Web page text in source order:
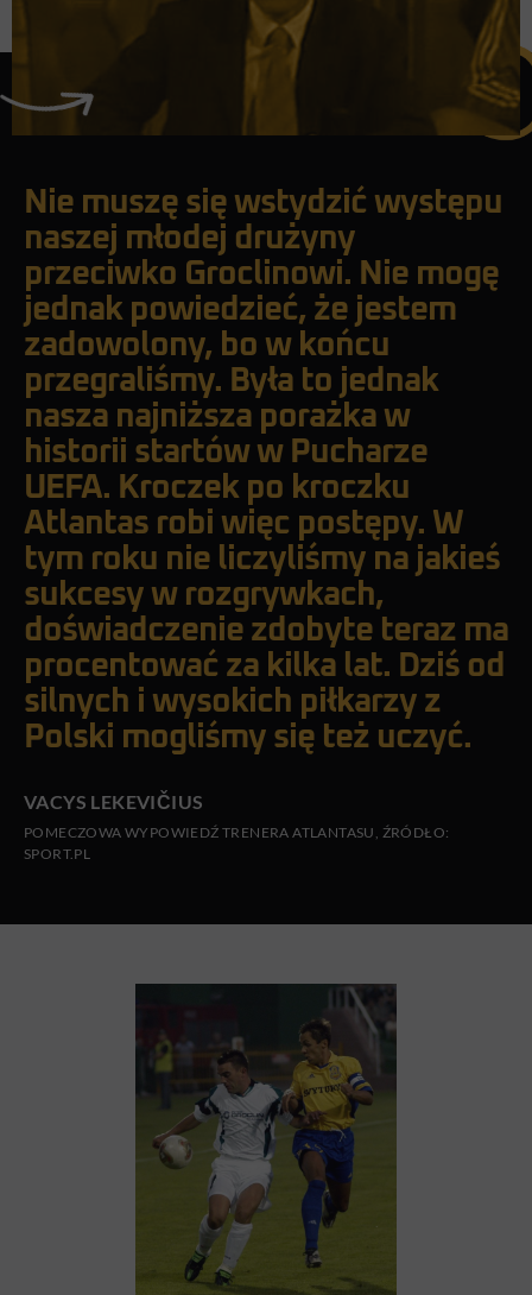
Nie muszę się wstydzić występu
naszej młodej drużyny
przeciwko Groclinowi. Nie mogę
jednak powiedzieć, że jestem
zadowolony, bo w końcu
przegraliśmy. Była to jednak
nasza najniższa porażka w
historii startów w Pucharze
UEFA. Kroczek po kroczku
Atlantas robi więc postępy. W
tym roku nie liczyliśmy na jakieś
sukcesy w rozgrywkach,
doświadczenie zdobyte teraz ma
procentować za kilka lat. Dziś od
silnych i wysokich piłkarzy z
Polski mogliśmy się też uczyć.
VACYS LEKEVIČIUS
POMECZOWA WYPOWIEDŹ TRENERA ATLANTASU, ŹRÓDŁO:
SPORT.PL